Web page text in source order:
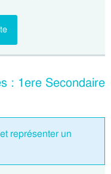
: 1ere Secondaire
représenter un